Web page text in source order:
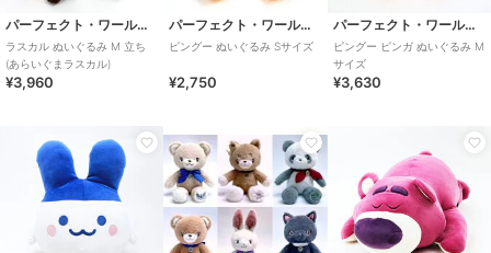
パーフェクト・ワールド・トーキョー
ラスカル ぬいぐるみ M 立ち
(あらいぐまラスカル)
¥3,960
パーフェクト・ワールド・トーキョー
ピングー ぬいぐるみ Sサイズ
¥2,750
パーフェクト・ワールド・トーキョー
ピングー ピンガ ぬいぐるみ M
サイズ
¥3,630